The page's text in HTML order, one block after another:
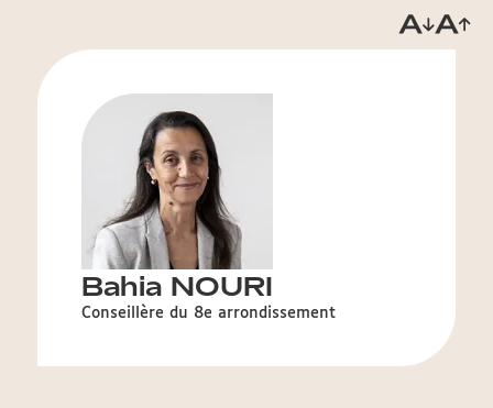
Bahia NOURI
Conseillère du 8e arrondissement